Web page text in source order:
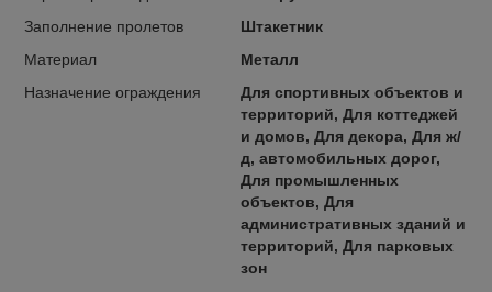
Заполнение пролетов
Штакетник
Материал
Металл
Назначение ограждения
Для спортивных объектов и
территорий, Для коттеджей
и домов, Для декора, Для ж/
д, автомобильных дорог,
Для промышленных
объектов, Для
административных зданий и
территорий, Для парковых
зон